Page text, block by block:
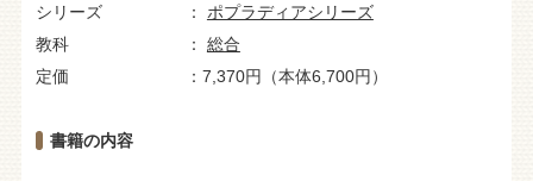
シリーズ
ポプラディアシリーズ
教科
総合
定価
7,370円（本体6,700円）
書籍の内容